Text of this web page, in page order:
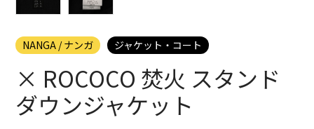
NANGA / ナンガ ジャケット・コート
× ROCOCO 焚火 スタンド
ダウンジャケット